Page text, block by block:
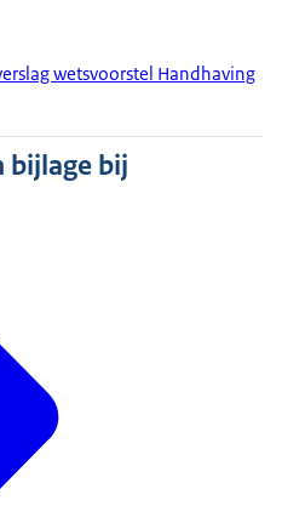
wetsvoorstel Handhaving
bijlage bij